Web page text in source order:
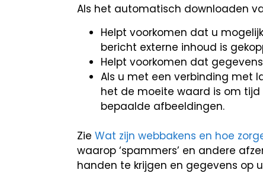
Als het automatisch downloaden
Helpt voorkomen dat u
bericht externe inhoud is
Helpt voorkomen dat
Als u met een verbinding met
het de moeite waard is om
bepaalde afbeeldingen.
Zie Wat zijn webbakens en hoe
waarop ‘spammers’ en andere
handen te krijgen en gegevens op